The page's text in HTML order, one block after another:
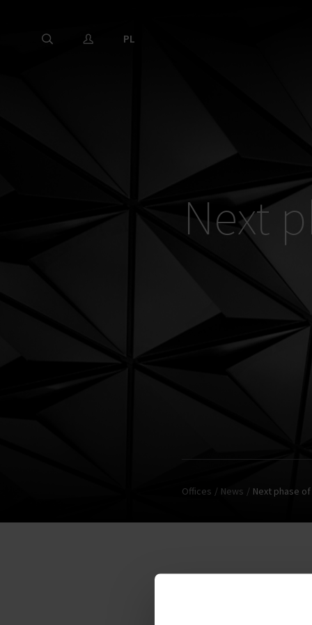
PL
Next
Offices News Next phase
office building will fill the